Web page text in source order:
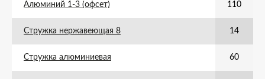
Алюминий 1-3 (офсет) 110
Стружка нержавеющая 8 14
Стружка алюминиевая 60